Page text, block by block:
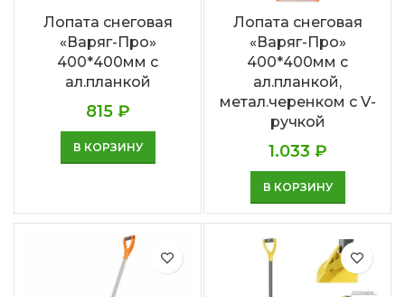
Лопата снеговая
«Варяг-Про»
400*400мм с
ал.планкой
815 ₽
В КОРЗИНУ
Лопата снеговая
«Варяг-Про»
400*400мм с
ал.планкой,
метал.черенком с V-
ручкой
1.033 ₽
В КОРЗИНУ